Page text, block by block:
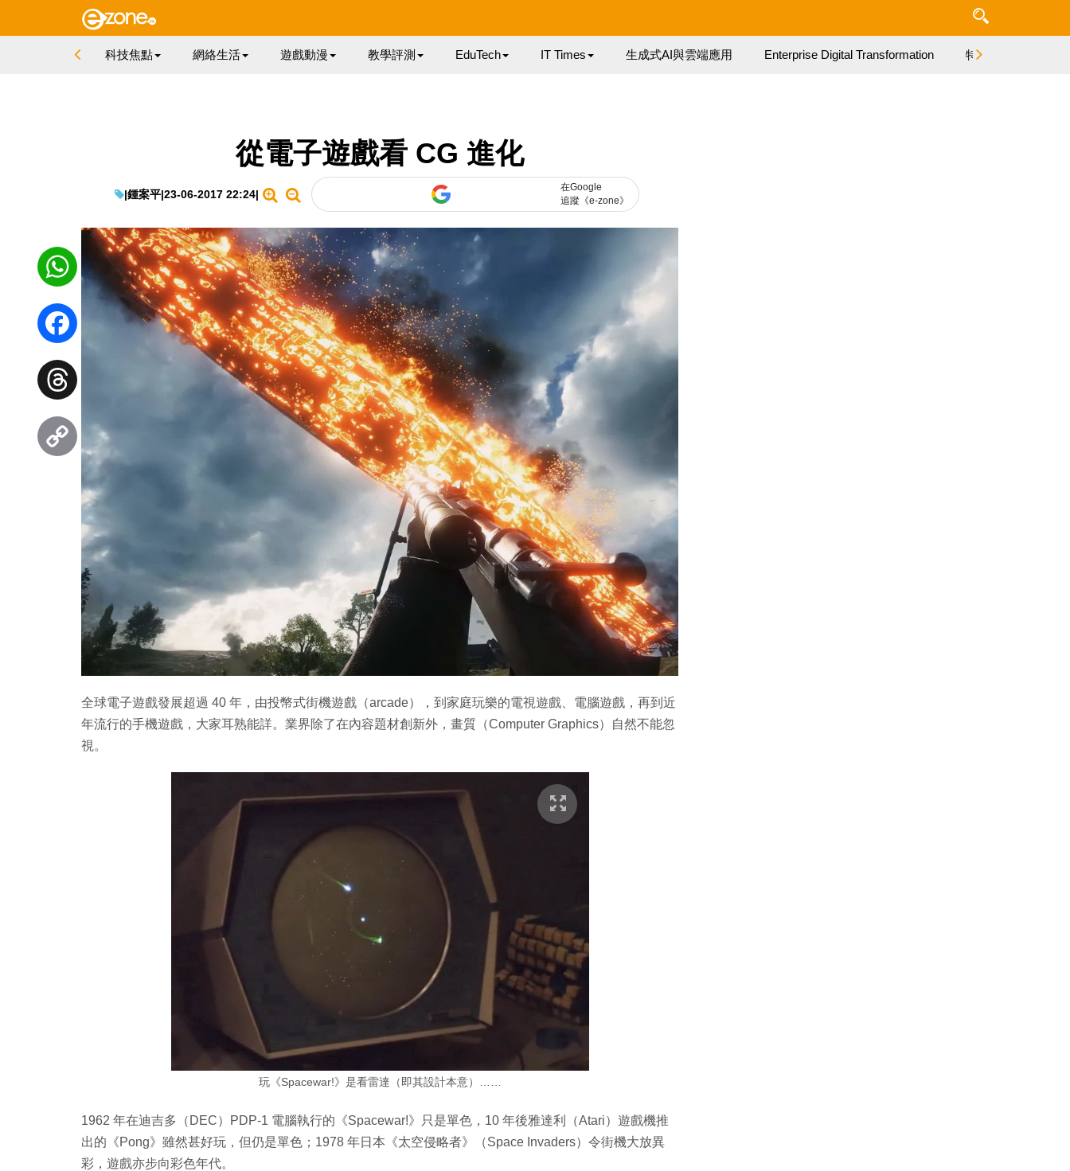
科技焦點 網絡生活 遊戲動漫 教學評測 EduTech IT Times 生成式AI與雲端應用 Enterprise Digital Transformation 特集
從電子遊戲看 CG 進化
|鍾案平|23-06-2017 22:24|
在Google
追蹤《e-zone》
全球電子遊戲發展超過 40 年，由投幣式街機遊戲（arcade），到家庭玩樂的電視遊戲、電腦遊戲，再到近
年流行的手機遊戲，大家耳熟能詳。業界除了在內容題材創新外，畫質（Computer Graphics）自然不能忽
視。
玩《Spacewar!》是看雷達（即其設計本意）……
1962 年在迪吉多（DEC）PDP-1 電腦執行的《Spacewar!》只是單色，10 年後雅達利（Atari）遊戲機推
出的《Pong》雖然甚好玩，但仍是單色；1978 年日本《太空侵略者》（Space Invaders）令街機大放異
彩，遊戲亦步向彩色年代。
WhatsApp
Facebook
Threads
Copy
Link